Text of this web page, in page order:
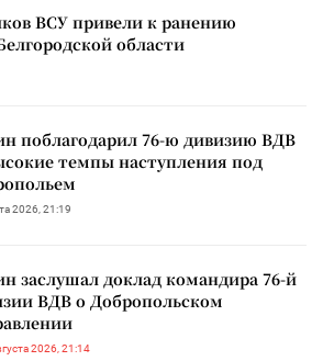
ВСУ привели к ранению
области
поблагодарил 76-ю дивизию ВДВ
темпы наступления под
2026, 21:19
заслушал доклад командира 76-й
ВДВ о Добропольском
2026, 21:14